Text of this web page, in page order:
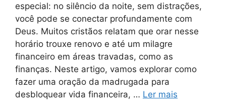
especial: no silêncio da noite, sem distrações,
você pode se conectar profundamente com
Deus. Muitos cristãos relatam que orar nesse
horário trouxe renovo e até um milagre
financeiro em áreas travadas, como as
finanças. Neste artigo, vamos explorar como
fazer uma oração da madrugada para
desbloquear vida financeira, … Ler mais